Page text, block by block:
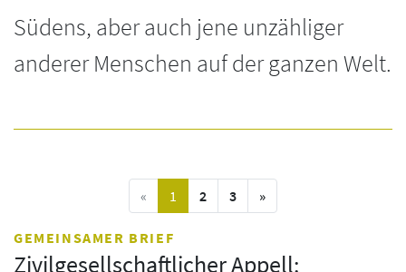
Südens, aber auch jene unzähliger
anderer Menschen auf der ganzen Welt.
« vorige Seite
1 (current)
2 3 »nächste Seite
GEMEINSAMER BRIEF
Zivilgesellschaftlicher Appell: